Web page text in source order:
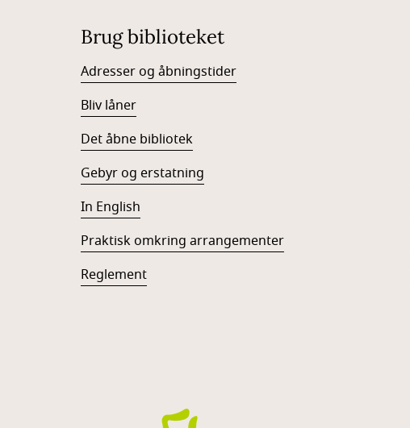
Brug biblioteket
Adresser og åbningstider
Bliv låner
Det åbne bibliotek
Gebyr og erstatning
In English
Praktisk omkring arrangementer
Reglement